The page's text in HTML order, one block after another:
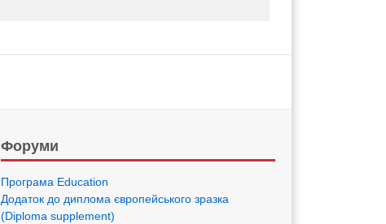
Форуми
Програма Eduсation
Додаток до диплома європейського зразка
(Diploma supplement)